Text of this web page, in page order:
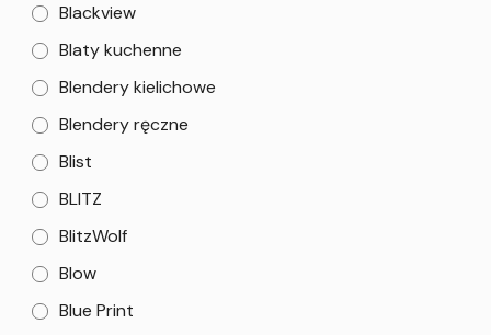
Blackview
Blaty kuchenne
Blendery kielichowe
Blendery ręczne
Blist
BLITZ
BlitzWolf
Blow
Blue Print